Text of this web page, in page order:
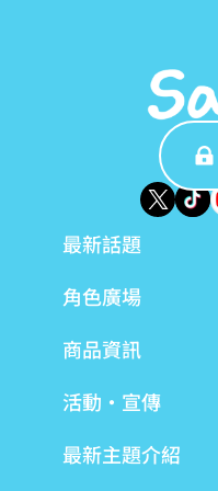
最新話題
角色廣場
商品資訊
活動・宣傳
最新主題介紹